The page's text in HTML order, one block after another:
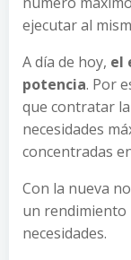
ejecutar al
A día de hoy, el
potencia. Por
que contratar
necesidades
concentradas
Con la nueva
un rendimiento
necesidades.